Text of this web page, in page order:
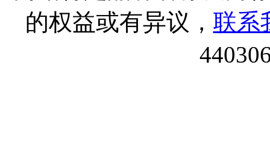
的权益或有异议， 联系